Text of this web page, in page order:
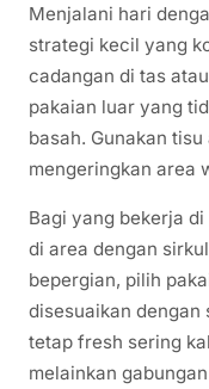
Menjalani hari
strategi kecil yang
cadangan di tas
pakaian luar yang
basah. Gunakan
mengeringkan area
Bagi yang bekerja
di area dengan
bepergian, pilih
disesuaikan dengan
tetap fresh sering
melainkan